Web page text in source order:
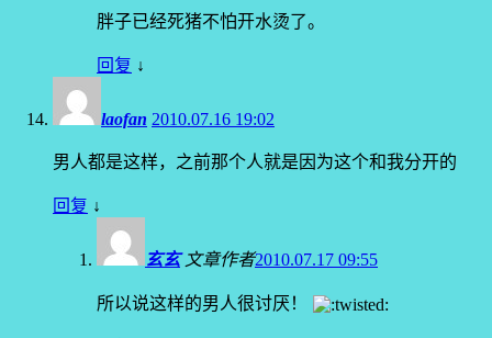
胖子已经死猪不怕开水烫了。
回复 ↓
laofan 2010.07.16 19:02
男人都是这样，之前那个人就是因为这个和我分开的
回复 ↓
玄玄 文章作者2010.07.17 09:55
所以说这样的男人很讨厌！